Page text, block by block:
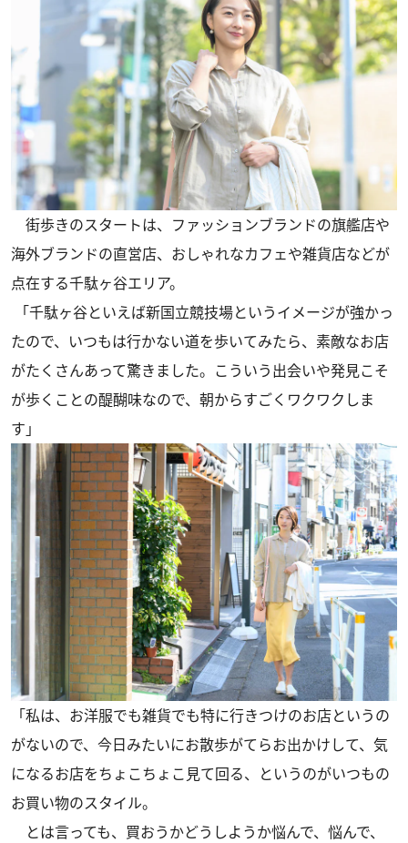
街歩きのスタートは、ファッションブランドの旗艦店や
海外ブランドの直営店、おしゃれなカフェや雑貨店などが
点在する千駄ヶ谷エリア。
「千駄ヶ谷といえば新国立競技場というイメージが強かっ
たので、いつもは行かない道を歩いてみたら、素敵なお店
がたくさんあって驚きました。こういう出会いや発見こそ
が歩くことの醍醐味なので、朝からすごくワクワクしま
す」
「私は、お洋服でも雑貨でも特に行きつけのお店というの
がないので、今日みたいにお散歩がてらお出かけして、気
になるお店をちょこちょこ見て回る、というのがいつもの
お買い物のスタイル。
とは言っても、買おうかどうしようか悩んで、悩んで、